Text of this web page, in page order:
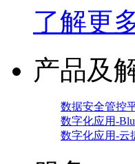
了解更
产品及
数据安全管控
数字化应用-
数字化应用-云